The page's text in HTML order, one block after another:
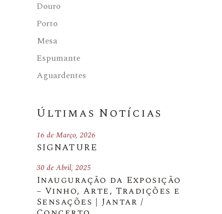
Douro
Porto
Mesa
Espumante
Aguardentes
Últimas Notícias
SIGNATURE
16 de Março, 2026
Inauguração da Exposição
– Vinho, Arte, Tradições e
Sensações | Jantar /
30 de Abril, 2025